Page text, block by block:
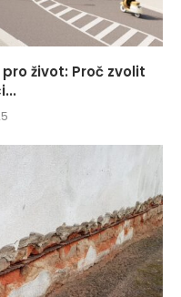
život: Proč zvolit